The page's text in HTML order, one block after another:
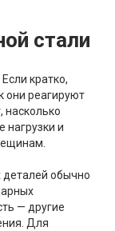
стали
кратко,
они реагируют
насколько
нагрузки и
деталей обычно
— другие
Для